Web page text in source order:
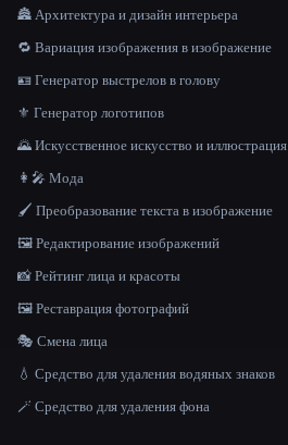
🏯 Архитектура и дизайн интерьера
🔁 Вариация изображения в изображение
🪪 Генератор выстрелов в голову
⚜️ Генератор логотипов
🌄 Искусственное искусство и иллюстрация
👩‍🎤 Мода
🖌️ Преобразование текста в изображение
🖼️ Редактирование изображений
📸 Рейтинг лица и красоты
🖼️ Реставрация фотографий
🎭 Смена лица
💧 Средство для удаления водяных знаков
🪄 Средство для удаления фона